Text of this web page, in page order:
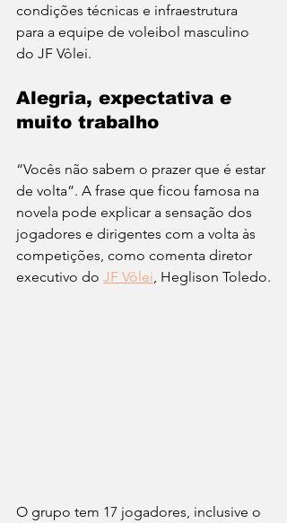
condições técnicas e infraestrutura
para a equipe de voleibol masculino
do JF Vôlei.
Alegria, expectativa e
muito trabalho
“Vocês não sabem o prazer que é estar
de volta”. A frase que ficou famosa na
novela pode explicar a sensação dos
jogadores e dirigentes com a volta às
competições, como comenta diretor
executivo do JF Vôlei, Heglison Toledo.
O grupo tem 17 jogadores, inclusive o